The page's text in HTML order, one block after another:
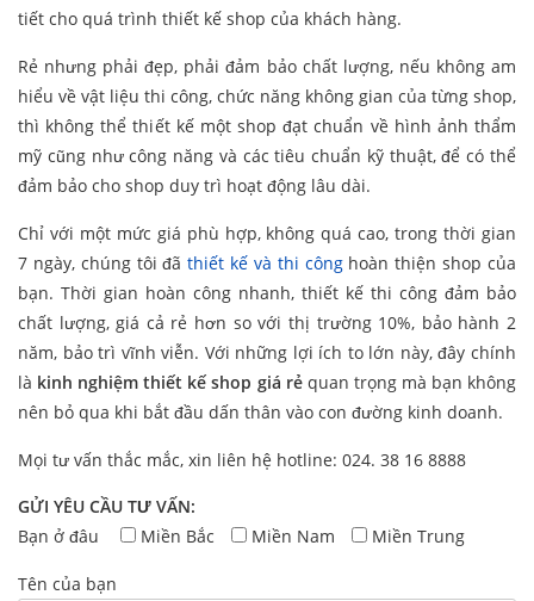
tiết cho quá trình thiết kế shop của khách hàng.
Rẻ nhưng phải đẹp, phải đảm bảo chất lượng, nếu không am
hiểu về vật liệu thi công, chức năng không gian của từng shop,
thì không thể thiết kế một shop đạt chuẩn về hình ảnh thẩm
mỹ cũng như công năng và các tiêu chuẩn kỹ thuật, để có thể
đảm bảo cho shop duy trì hoạt động lâu dài.
Chỉ với một mức giá phù hợp, không quá cao, trong thời gian
7 ngày, chúng tôi đãthiết kế và thi cônghoàn thiện shop của
bạn. Thời gian hoàn công nhanh, thiết kế thi công đảm bảo
chất lượng, giá cả rẻ hơn so với thị trường 10%, bảo hành 2
năm, bảo trì vĩnh viễn. Với những lợi ích to lớn này, đây chính
là kinh nghiệm thiết kế shop giá rẻquan trọng mà bạn không
nên bỏ qua khi bắt đầu dấn thân vào con đường kinh doanh.
Mọi tư vấn thắc mắc, xin liên hệ hotline: 024. 38 16 8888
GỬI YÊU CẦU TƯ VẤN:
Bạn ở đâu
Miền Bắc Miền Nam Miền Trung
Tên của bạn